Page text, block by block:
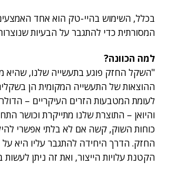
בכלל, השימוש בהיי-טק הוא אחד
המסורתית כדי להתגבר על הבעיות
למה הכוונה?
"השקל החזק פוגע בתעשייה שלנו, שהיא
ההוצאות של התעשייה המקומית הן
לעומת המטבעות הזרים העיקריים –
והיואן – התוצרת שלנו מתייקרת וכושר
כוחות השוק, קשה אם לא בלתי אפשרי
החזק. הדרך היחידה להתגבר עליו היא על
הקטנת עלויות הייצור, ואת זה ניתן